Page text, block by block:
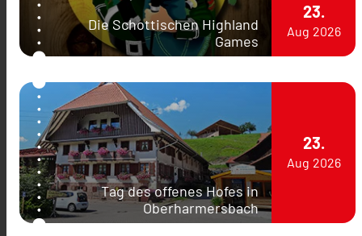
Die Schottischen Highland
Games
23.
Aug 2026
Tag des offenes Hofes in
Oberharmersbach
23.
Aug 2026